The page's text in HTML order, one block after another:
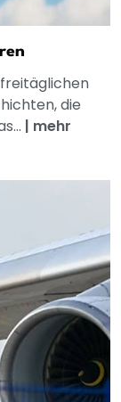
die
| mehr